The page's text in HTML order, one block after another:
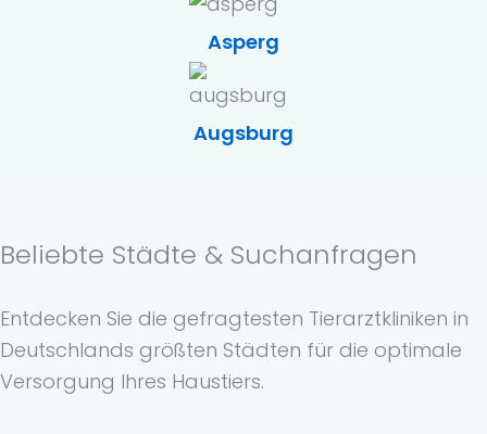
Asperg
Augsburg
Beliebte Städte & Suchanfragen
Entdecken Sie die gefragtesten Tierarztkliniken in
Deutschlands größten Städten für die optimale
Versorgung Ihres Haustiers.